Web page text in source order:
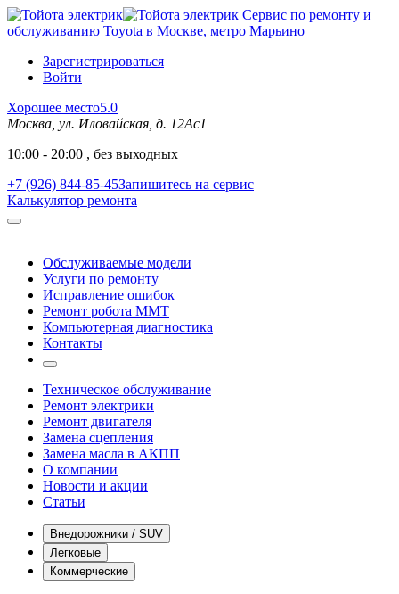
Сервис по ремонту и
обслуживанию Toyota в Москве, метро Марьино
Зарегистрироваться
Войти
Хорошее место5.0
Москва, ул. Иловайская, д. 12Ас1
10:00 - 20:00 , без выходных
+7 (926) 844-85-45Запишитесь на сервис
Калькулятор ремонта
Обслуживаемые модели
Услуги по ремонту
Исправление ошибок
Ремонт робота MMT
Компьютерная диагностика
Контакты
Техническое обслуживание
Ремонт электрики
Ремонт двигателя
Замена сцепления
Замена масла в АКПП
О компании
Новости и акции
Статьи
Внедорожники / SUV
Легковые
Коммерческие